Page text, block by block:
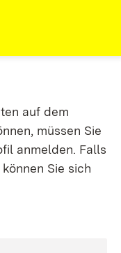
auf dem
müssen Sie
anmelden. Falls
Sie sich